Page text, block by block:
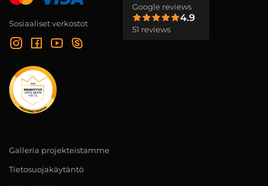
Sosiaaliset verkostot
Google reviews
4.9
51 reviews
Galleria projekteistamme
Tietosuojakäytäntö